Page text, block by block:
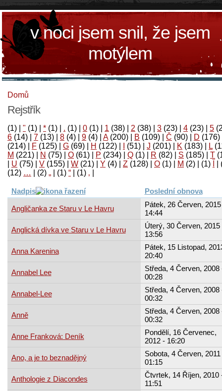
v noci jsem snil, že jsem
motýlem
Domů
Rejstřík
(1) " (1) * (1) . (1) 0 (1) 1 (38) 2 (38) 3 (23) 4 (23) 5
6 (14) 7 (13) 8 (4) 9 (4) A(200) B (109) Č (90) D (176)
(214)
F (125) G (69) H (122) (51) J (201) K (183) L
M (221) N (75) O (61) P (234) Q (1) R (82) S (185) T
U (75) V (155) W (21) Y (4) Z (128) Ο (1) М (2)
(1)
‚
(1)
“
(1)
„
(2)
…
(12)
Nadpis Poslední obnova
Angličanka ze Staru v Le Havru
Pátek, 26 Červen,
14:44
Anglická dívka ve Staru v Le Havru
Úterý, 30 Červen, 2015
13:56
Anna Karenina
Pátek, 15 Listopad,
20:40
Annabel Lee
Středa, 4 Červen, 2008
00:28
Annabel-Lee
Středa, 4 Červen, 2008
00:32
Anně
Středa, 4 Červen, 2008
00:32
Anne Franková: Deník
Pondělí, 16 Červenec,
2012 - 16:20
Ano, a je to beznadějný
Sobota, 4 Červen, 2011
01:15
Anthologie z Diacondes
Čtvrtek, 14 Říjen, 2010
11:51